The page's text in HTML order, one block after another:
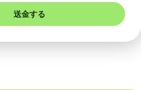
送金する